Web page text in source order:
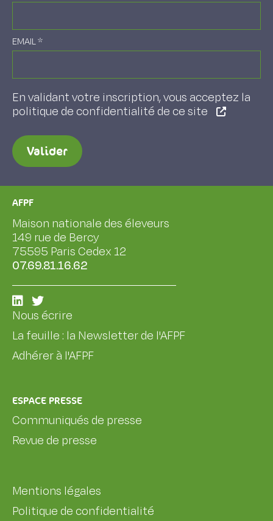
EMAIL*
En validant votre inscription, vous acceptez la
politique de confidentialité de ce site
Valider
AFPF
Maison nationale des éleveurs
149 rue de Bercy
75595 Paris Cedex 12
07.69.81.16.62
Nous écrire
La feuille : la Newsletter de l'AFPF
Adhérer à l'AFPF
ESPACE PRESSE
Communiqués de presse
Revue de presse
Mentions légales
Politique de confidentialité